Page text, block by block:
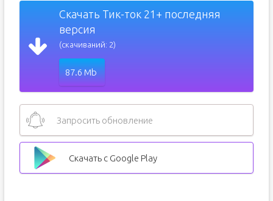
Скачать Тик-ток 21+ последняя
версия
(скачиваний: 2)
87.6 Mb
Запросить обновление
Скачать с Google Play